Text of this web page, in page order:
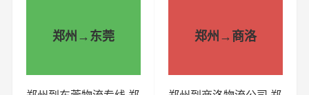
郑州→东莞 郑州→商洛